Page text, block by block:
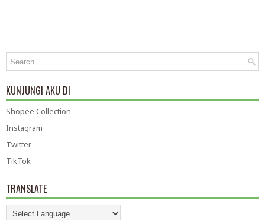
KUNJUNGI AKU DI
Shopee Collection
Instagram
Twitter
TikTok
TRANSLATE